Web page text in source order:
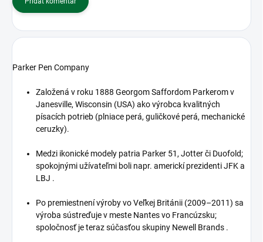
Parker Pen Company
Založená v roku 1888 Georgom Saffordom Parkerom v
Janesville, Wisconsin (USA) ako výrobca kvalitných
písacích potrieb (plniace perá, guličkové perá, mechanické
ceruzky).
Medzi ikonické modely patria Parker 51, Jotter či Duofold;
spokojnými užívateľmi boli napr. americkí prezidenti JFK a
LBJ .
Po premiestnení výroby vo Veľkej Británii (2009–2011) sa
výroba sústreďuje v meste Nantes vo Francúzsku;
spoločnosť je teraz súčasťou skupiny Newell Brands .